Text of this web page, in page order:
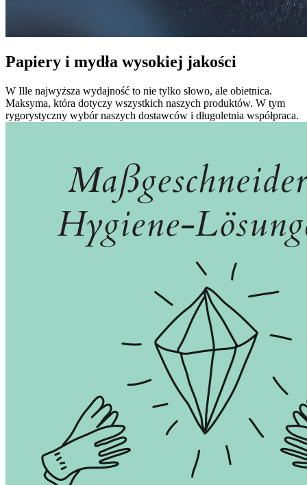
Papiery i mydła wysokiej jakości
W Ille najwyższa wydajność to nie tylko słowo, ale obietnica.
Maksyma, która dotyczy wszystkich naszych produktów. W tym
rygorystyczny wybór naszych dostawców i długoletnia współpraca.